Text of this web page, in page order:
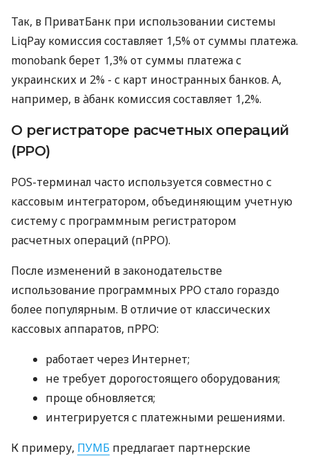
Так, в ПриватБанк при использовании системы
LiqPay комиссия составляет 1,5% от суммы платежа.
monobank берет 1,3% от суммы платежа с
украинских и 2% - с карт иностранных банков. А,
например, в àбанк комиссия составляет 1,2%.
О регистраторе расчетных операций
(РРО)
POS-терминал часто используется совместно с
кассовым интегратором, объединяющим учетную
систему с программным регистратором
расчетных операций (пРРО).
После изменений в законодательстве
использование программных РРО стало гораздо
более популярным. В отличие от классических
кассовых аппаратов, пРРО:
работает через Интернет;
не требует дорогостоящего оборудования;
проще обновляется;
интегрируется с платежными решениями.
К примеру, ПУМБ предлагает партнерские